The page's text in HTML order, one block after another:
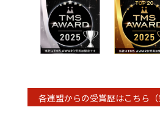
各連盟からの受賞歴はこちら（